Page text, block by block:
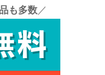
も多数 ／